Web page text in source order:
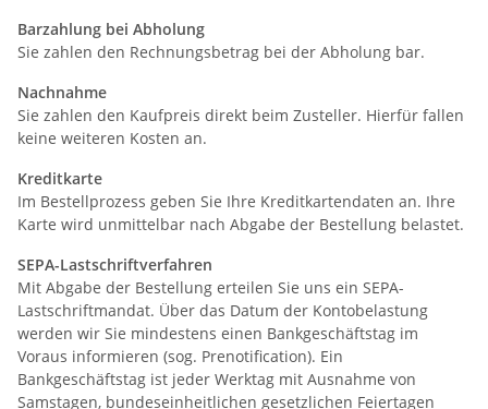
Barzahlung bei Abholung
Sie zahlen den Rechnungsbetrag bei der Abholung bar.
Nachnahme
Sie zahlen den Kaufpreis direkt beim Zusteller. Hierfür fallen
keine weiteren Kosten an.
Kreditkarte
Im Bestellprozess geben Sie Ihre Kreditkartendaten an. Ihre
Karte wird unmittelbar nach Abgabe der Bestellung belastet.
SEPA-Lastschriftverfahren
Mit Abgabe der Bestellung erteilen Sie uns ein SEPA-
Lastschriftmandat. Über das Datum der Kontobelastung
werden wir Sie mindestens einen Bankgeschäftstag im
Voraus informieren (sog. Prenotification). Ein
Bankgeschäftstag ist jeder Werktag mit Ausnahme von
Samstagen, bundeseinheitlichen gesetzlichen Feiertagen